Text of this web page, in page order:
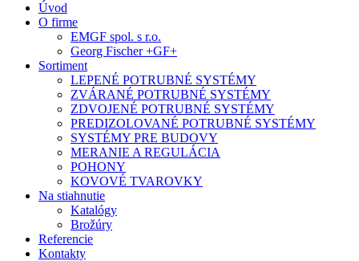
Úvod
O firme
EMGF spol. s r.o.
Georg Fischer +GF+
Sortiment
LEPENÉ POTRUBNÉ SYSTÉMY
ZVÁRANÉ POTRUBNÉ SYSTÉMY
ZDVOJENÉ POTRUBNÉ SYSTÉMY
PREDIZOLOVANÉ POTRUBNÉ SYSTÉMY
SYSTÉMY PRE BUDOVY
MERANIE A REGULÁCIA
POHONY
KOVOVÉ TVAROVKY
Na stiahnutie
Katalógy
Brožúry
Referencie
Kontakty